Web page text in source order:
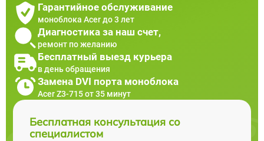
Гарантийное обслуживание
моноблока Acer до 3 лет
Диагностика за наш счет,
ремонт по желанию
Бесплатный выезд курьера
в день обращения
Замена DVI порта моноблока
Acer Z3-715 от 35 минут
Бесплатная консультация со
специалистом